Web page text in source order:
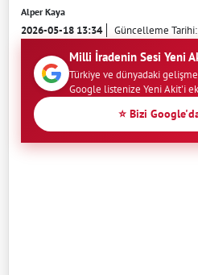
Alper Kaya
2026-05-18 13:34 Güncelleme Tarihi:
Milli İradenin Sesi Yeni
Türkiye ve dünyadaki
Google listenize Yeni Akit'i
⭐ Bizi